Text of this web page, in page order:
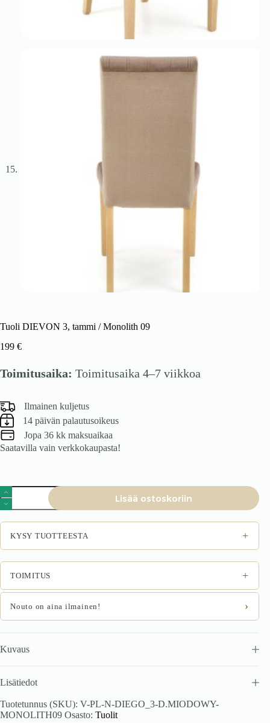
Tuoli DIEVON 3, tammi / Monolith 09
199 €
Toimitusaika: Toimitusaika 4–7 viikkoa
Ilmainen kuljetus
14 päivän palautusoikeus
Jopa 36 kk maksuaikaa
Saatavilla vain verkkokaupasta!
Tuoli
DIEVON
3,
tammi
Monolith
09
määrä
Lisää ostoskoriin
KYSY TUOTTEESTA +
TOIMITUS +
Nouto on aina ilmainen! ›
Kuvaus
Lisätiedot
Tuotetunnus (SKU): V-PL-N-DIEGO_3-D.MIODOWY-
MONOLITH09 Osasto: Tuolit